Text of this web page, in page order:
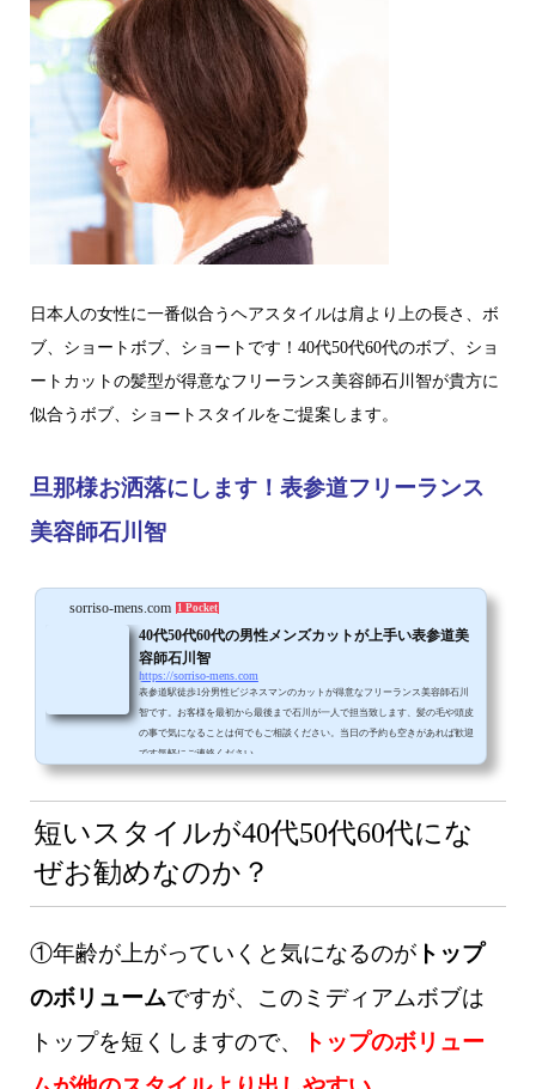
日本人の女性に一番似合うヘアスタイルは肩より上の長さ、ボ
ブ、ショートボブ、ショートです！40代50代60代のボブ、ショ
ートカットの髪型が得意なフリーランス美容師石川智が貴方に
似合うボブ、ショートスタイルをご提案します。
旦那様お洒落にします！表参道フリーランス
美容師石川智
sorriso-mens.com 1 Pocket
40代50代60代の男性メンズカットが上手い表参道美
容師石川智
https://sorriso-mens.com
表参道駅徒歩1分男性ビジネスマンのカットが得意なフリーランス美容師石川
智です。お客様を最初から最後まで石川が一人で担当致します、髪の毛や頭皮
の事で気になることは何でもご相談ください。当日の予約も空きがあれば歓迎
です気軽にご連絡ください。
短いスタイルが40代50代60代にな
ぜお勧めなのか？
①年齢が上がっていくと気になるのがトップ
のボリュームですが、このミディアムボブは
トップを短くしますので、
トップのボリュー